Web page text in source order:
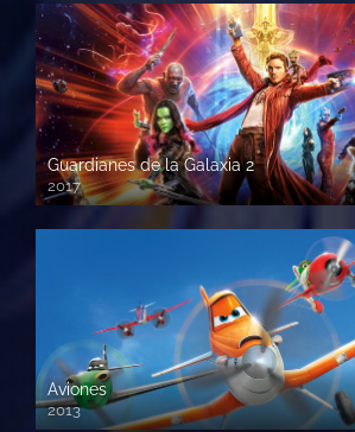
Guardianes de la Galaxia 2
2017
720p HD
Aviones
2013
720 HD